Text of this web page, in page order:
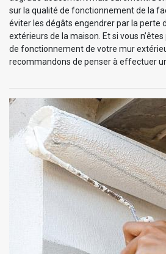
sur la qualité de fonctionnement de la
éviter les dégâts engendrer par la perte
extérieurs de la maison. Et si vous
de fonctionnement de votre mur
recommandons de penser à effectuer